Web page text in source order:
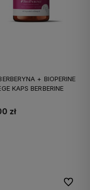
+ BIOPERINE
KAPS BERBERINE
zł
Do